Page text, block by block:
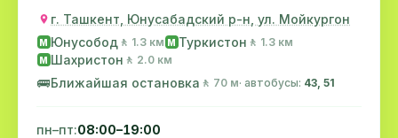
г. Ташкент, Юнусабадский р-н, ул. Мойкургон
M Юнусобод 🚶 1.3 км M Туркистон 🚶 1.3 км
M Шахристон 🚶 2.0 км
🚌Ближайшая остановка 🚶 70 м· автобусы: 43, 51
пн–пт:08:00–19:00